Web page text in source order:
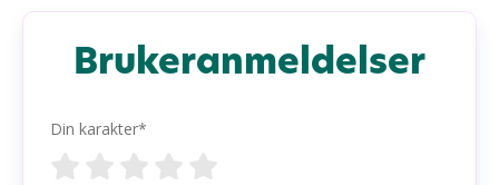
Brukeranmeldelser
Din karakter*